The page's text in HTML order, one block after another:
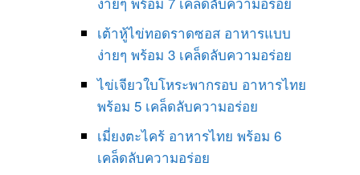
เต้าหู้ไข่ทอดราดซอส อาหารแบบ
ง่ายๆ พร้อม 3 เคล็ดลับความอร่อย
ไข่เจียวใบโหระพากรอบ อาหารไทย
พร้อม 5 เคล็ดลับความอร่อย
เมี่ยงตะไคร้ อาหารไทย พร้อม 6
เคล็ดลับความอร่อย